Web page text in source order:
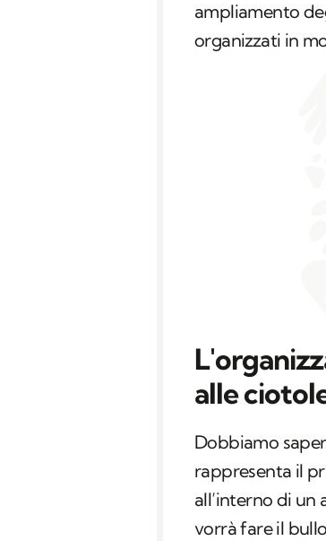
ampliamento
organizzati in
alle
Dobbiamo
rappresenta il
all’interno di un
vorrà fare il